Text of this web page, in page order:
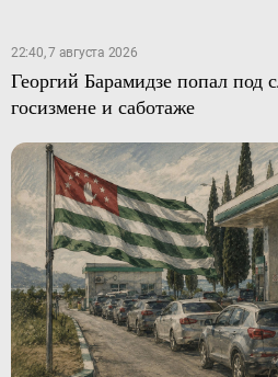
22:40, 7 августа 2026
Георгий Барамидзе попал под
госизмене и саботаже